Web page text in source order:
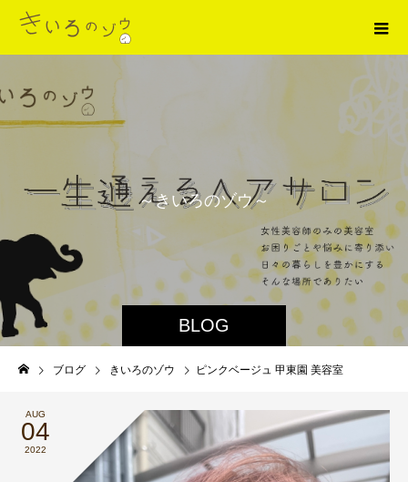
BLOG
～きいろのゾウ～
ブログ きいろのゾウ ピンクベージュ 甲東園 美容室
AUG
04
2022